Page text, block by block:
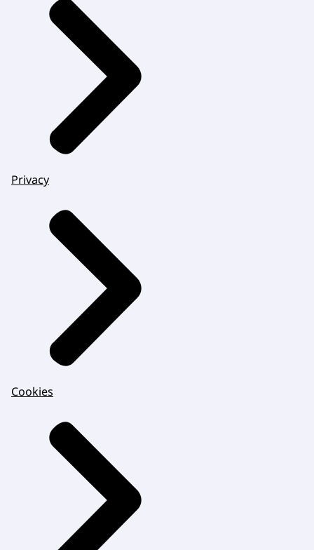
Privacy
Cookies